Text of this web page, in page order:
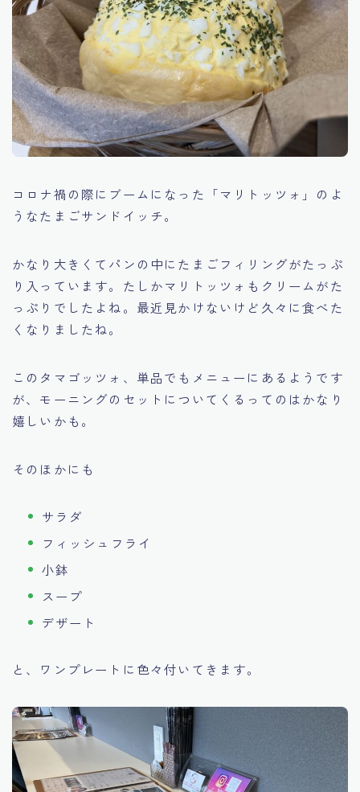
コロナ禍の際にブームになった「マリトッツォ」のよ
うなたまごサンドイッチ。
かなり大きくてパンの中にたまごフィリングがたっぷ
り入っています。たしかマリトッツォもクリームがた
っぷりでしたよね。最近見かけないけど久々に食べた
くなりましたね。
このタマゴッツォ、単品でもメニューにあるようです
が、モーニングのセットについてくるってのはかなり
嬉しいかも。
そのほかにも
サラダ
フィッシュフライ
小鉢
スープ
デザート
と、ワンプレートに色々付いてきます。